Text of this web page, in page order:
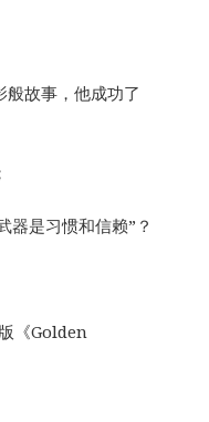
故事，他成功了
器是习惯和信赖”？
《Golden